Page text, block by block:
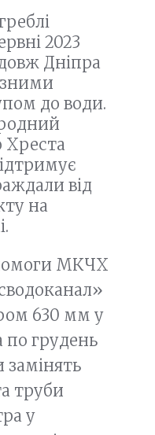
2023
Дніпра
до води.
Хреста
від
на
МКЧХ
630 мм у
по грудень
замінять
труби
у